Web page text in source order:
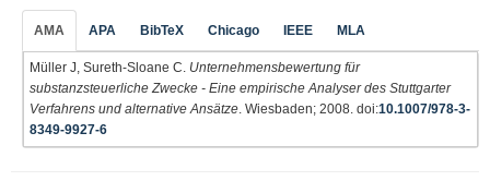
AMA APA BibTeX Chicago IEEE MLA
Müller J, Sureth-Sloane C. Unternehmensbewertung für
substanzsteuerliche Zwecke - Eine empirische Analyser des Stuttgarter
Verfahrens und alternative Ansätze . Wiesbaden; 2008. doi:10.1007/978-3-
8349-9927-6